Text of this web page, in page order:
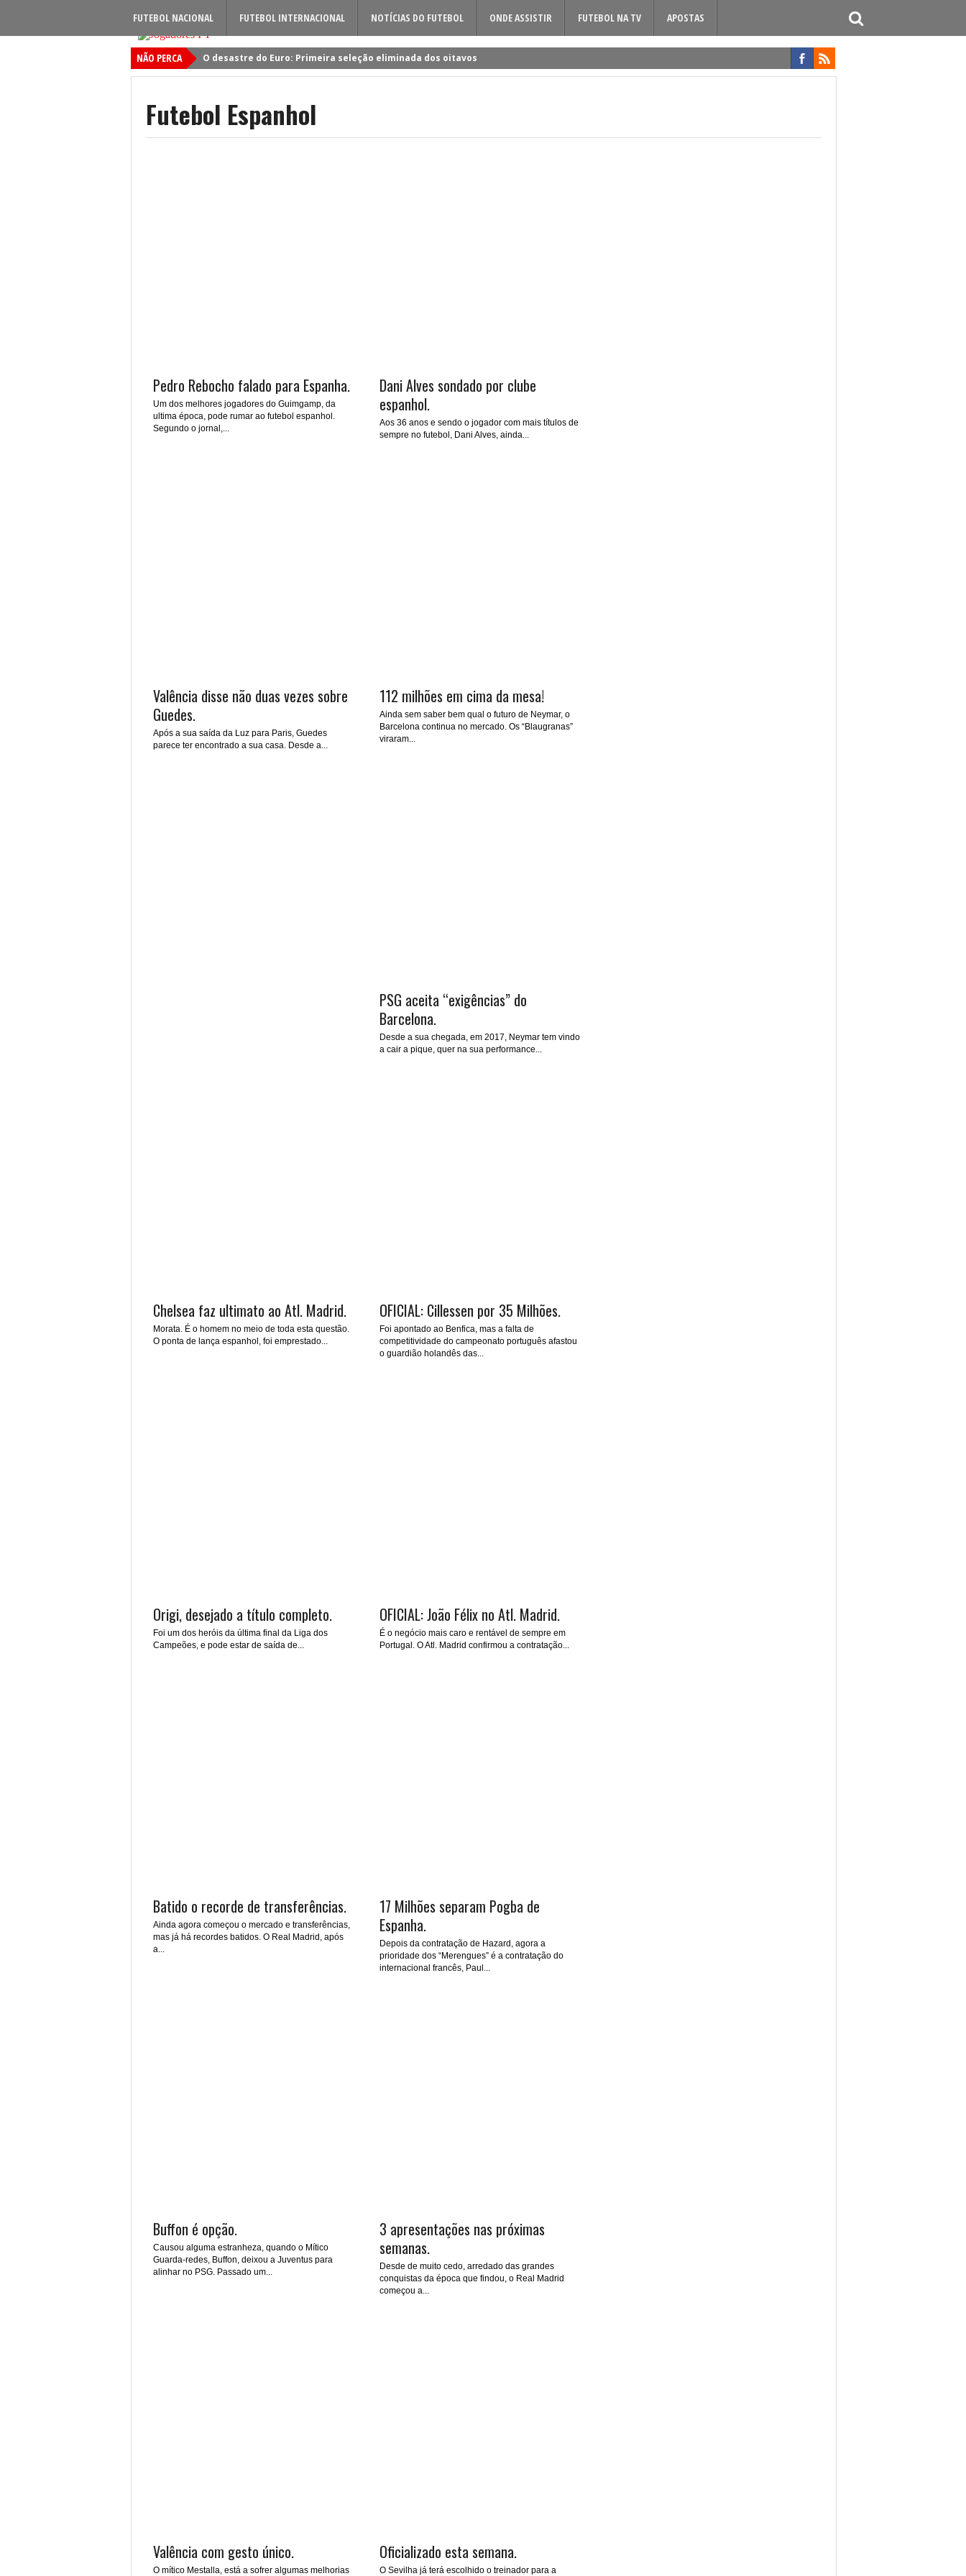
FUTEBOL NACIONAL FUTEBOL INTERNACIONAL NOTÍCIAS DO FUTEBOL ONDE ASSISTIR FUTEBOL NA TV APOSTAS
NÃO PERCA
O desastre do Euro: Primeira seleção eliminada dos oitavos
Sporting: Soluções fogem a Rúben Amorim para a nova época!
Quando será jogado o jogo entre Famalicão e Sporting?
Futebol Espanhol
Pedro Rebocho falado para Espanha.
Um dos melhores jogadores do Guimgamp, da
ultima época, pode rumar ao futebol espanhol.
Segundo o jornal,...
Dani Alves sondado por clube
espanhol.
Aos 36 anos e sendo o jogador com mais títulos de
sempre no futebol, Dani Alves, ainda...
Valência disse não duas vezes sobre
Guedes.
Após a sua saída da Luz para Paris, Guedes
parece ter encontrado a sua casa. Desde a...
112 milhões em cima da mesa!
Ainda sem saber bem qual o futuro de Neymar, o
Barcelona continua no mercado. Os “Blaugranas”
viraram...
PSG aceita “exigências” do
Barcelona.
Desde a sua chegada, em 2017, Neymar tem vindo
a cair a pique, quer na sua performance...
Chelsea faz ultimato ao Atl. Madrid.
Morata. É o homem no meio de toda esta questão.
O ponta de lança espanhol, foi emprestado...
OFICIAL: Cillessen por 35 Milhões.
Foi apontado ao Benfica, mas a falta de
competitividade do campeonato português afastou
o guardião holandês das...
Origi, desejado a título completo.
Foi um dos heróis da última final da Liga dos
Campeões, e pode estar de saída de...
OFICIAL: João Félix no Atl. Madrid.
É o negócio mais caro e rentável de sempre em
Portugal. O Atl. Madrid confirmou a contratação...
Batido o recorde de transferências.
Ainda agora começou o mercado e transferências,
mas já há recordes batidos. O Real Madrid, após
a...
17 Milhões separam Pogba de
Espanha.
Depois da contratação de Hazard, agora a
prioridade dos “Merengues” é a contratação do
internacional francês, Paul...
Buffon é opção.
Causou alguma estranheza, quando o Mítico
Guarda-redes, Buffon, deixou a Juventus para
alinhar no PSG. Passado um...
3 apresentações nas próximas
semanas.
Desde de muito cedo, arredado das grandes
conquistas da época que findou, o Real Madrid
começou a...
Valência com gesto único.
O mítico Mestalla, está a sofrer algumas melhorias
Oficializado esta semana.
O Sevilha já terá escolhido o treinador para a